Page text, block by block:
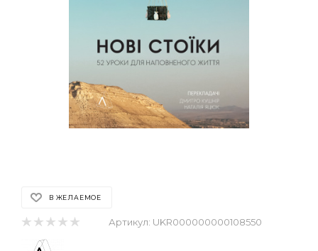
В ЖЕЛАЕМОЕ
Артикул: UKR000000000108550